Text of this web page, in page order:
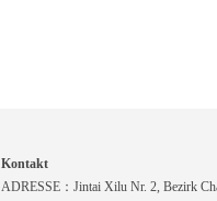
Kontakt
ADRESSE：Jintai Xilu Nr. 2, Bezirk